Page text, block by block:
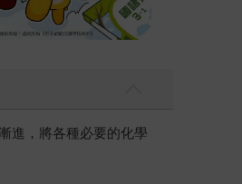
進，將各種必要的化學